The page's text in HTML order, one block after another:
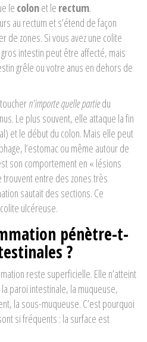
le colonet le rectum.
au rectum et s’étend de façon
de zones. Si vous avez une colite
intestin peut être affecté, mais
grêle ou votre anus en dehors de
n’importe quelle partiedu
Le plus souvent, elle attaque la fin
et le début du colon. Mais elle peut
l’estomac ou même autour de
son comportement en « lésions
entre des zones très
sautait des sections. Ce
ulcéreuse.
pénètre-t-
?
reste superficielle. Elle n’atteint
paroi intestinale, la muqueuse,
la sous-muqueuse. C’est pourquoi
si fréquents : la surface est